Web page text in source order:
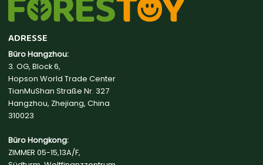
ADRESSE
Büro Hangzhou:
3. OG, Block 6,
Hopson World Trade Center
TianMuShan Straße Nr. 327
Hangzhou, Zhejiang, China
310023
Büro Hongkong:
ZIMMER 05-15,13A/F,